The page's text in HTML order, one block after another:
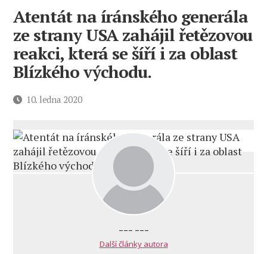
Atentát na íránského generála
ze strany USA zahájil řetězovou
reakci, která se šíří i za oblast
Blízkého východu.
Datum10. ledna 2020
--- ---
Další články autora